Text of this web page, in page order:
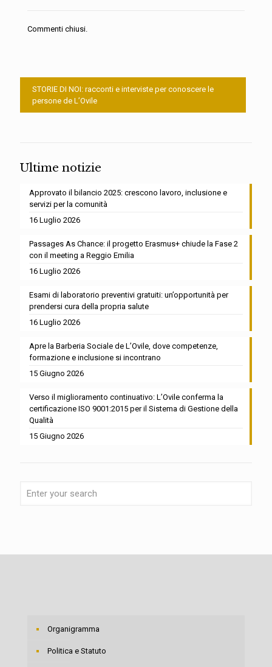
Commenti chiusi.
STORIE DI NOI: racconti e interviste per conoscere le
persone de L’Ovile
Ultime notizie
Approvato il bilancio 2025: crescono lavoro, inclusione e
servizi per la comunità
16 Luglio 2026
Passages As Chance: il progetto Erasmus+ chiude la Fase 2
con il meeting a Reggio Emilia
16 Luglio 2026
Esami di laboratorio preventivi gratuiti: un’opportunità per
prendersi cura della propria salute
16 Luglio 2026
Apre la Barberia Sociale de L’Ovile, dove competenze,
formazione e inclusione si incontrano
15 Giugno 2026
Verso il miglioramento continuativo: L’Ovile conferma la
certificazione ISO 9001:2015 per il Sistema di Gestione della
Qualità
15 Giugno 2026
Organigramma
Politica e Statuto